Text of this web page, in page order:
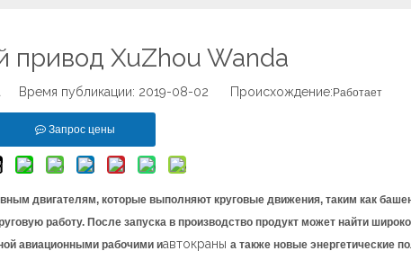
привод XuZhou Wanda
Время публикации: 2019-08-02 Происхождение: Работает
Запрос цены
двигателям, которые выполняют круговые движения, таким как
работу. После запуска в производство продукт может найти
авиационными рабочими иавтокраны а также новые энергетические